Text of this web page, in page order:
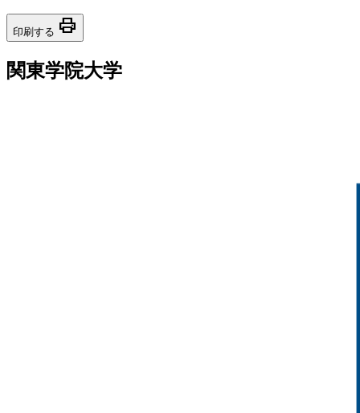
印刷する print
関東学院大学